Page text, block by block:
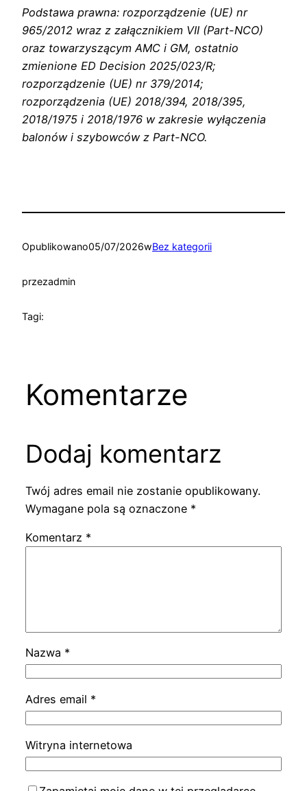
Podstawa prawna: rozporządzenie (UE) nr
965/2012 wraz z załącznikiem VII (Part-NCO)
oraz towarzyszącym AMC i GM, ostatnio
zmienione ED Decision 2025/023/R;
rozporządzenie (UE) nr 379/2014;
rozporządzenia (UE) 2018/394, 2018/395,
2018/1975 i 2018/1976 w zakresie wyłączenia
balonów i szybowców z Part-NCO.
Opublikowano05/07/2026wBez kategorii
przezadmin
Tagi:
Komentarze
Dodaj komentarz
Twój adres email nie zostanie opublikowany.
Wymagane pola są oznaczone *
Komentarz *
Nazwa *
Adres email *
Witryna internetowa